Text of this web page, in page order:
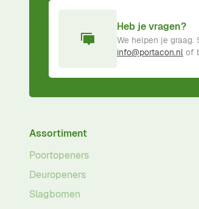
Heb je vragen?
We helpen je graag.
info@portacon.nl of
Assortiment
Poortopeners
Deuropeners
Slagbomen